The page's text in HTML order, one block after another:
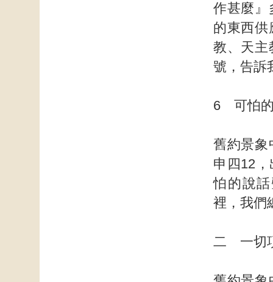
作甚麼』
的東西供
教、天主
號，告訴
6 可怕
舊約景象
申四12
怕的說
裡，我們
二 一切